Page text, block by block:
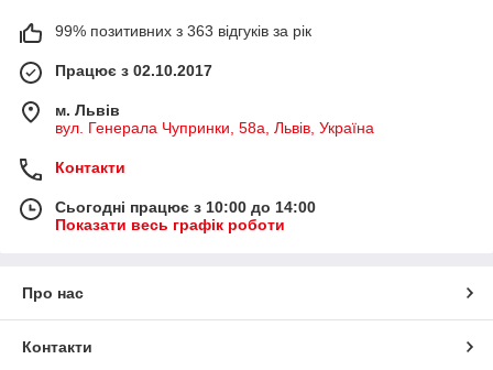
99% позитивних з 363 відгуків за рік
Працює з 02.10.2017
м. Львів
вул. Генерала Чупринки, 58а, Львів, Україна
Контакти
Сьогодні працює з 10:00 до 14:00
Показати весь графік роботи
Про нас
Контакти